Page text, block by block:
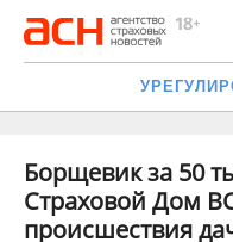
Борщевик за 50
Страховой Дом
происшествия